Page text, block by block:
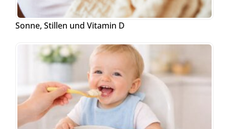
Sonne, Stillen und Vitamin D